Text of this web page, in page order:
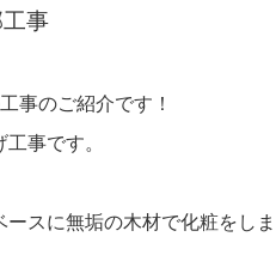
事
事のご紹介です！
事です。
スに無垢の木材で化粧をし